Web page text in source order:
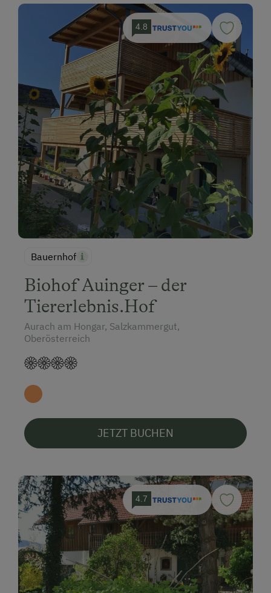
4.8
Bauernhof
Biohof Auinger – der
Tiererlebnis.Hof
Aurach am Hongar, Salzkammergut,
Oberösterreich
JETZT BUCHEN
4.7